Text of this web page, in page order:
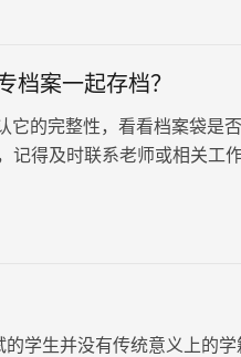
档案一起存档？
它的完整性，看看档案袋是
记得及时联系老师或相关工
学生并没有传统意义上的学